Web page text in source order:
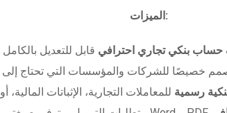
الميزات:
بنكي تجاري احترافي قابل للتعديل بالكامل
خصيصًا للشركات والمؤسسات التي تحتاج إلى
رسمية للمعاملات التجارية، الإثباتات المالية، أو